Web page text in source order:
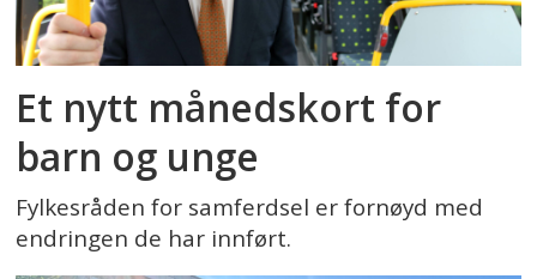
Et nytt månedskort for
barn og unge
Fylkesråden for samferdsel er fornøyd med
endringen de har innført.